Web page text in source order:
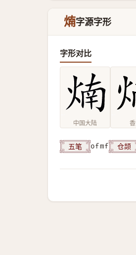
煵字源字形
字形对比
中国大陆
五笔 ofmf 仓颉